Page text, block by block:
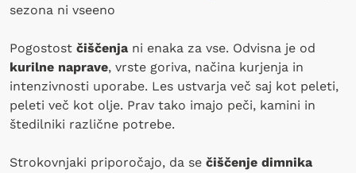
sezona ni vseeno
Pogostost čiščenja ni enaka za vse. Odvisna je od
kurilne naprave, vrste goriva, načina kurjenja in
intenzivnosti uporabe. Les ustvarja več saj kot peleti,
peleti več kot olje. Prav tako imajo peči, kamini in
štedilniki različne potrebe.
Strokovnjaki priporočajo, da se čiščenje dimnika